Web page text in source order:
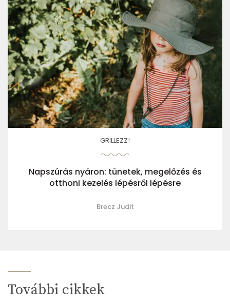
GRILLEZZ!
Napszúrás nyáron: tünetek, megelőzés és
otthoni kezelés lépésről lépésre
Brecz Judit
További cikkek